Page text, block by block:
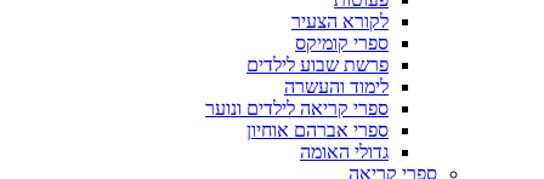
לקורא הצעיר
ספרי קומיקס
פרשת שבוע לילדים
לימוד והעשרה
ספרי קריאה לילדים ונוער
ספרי אברהם אוחיון
גדולי האומה
ספרי קריאה